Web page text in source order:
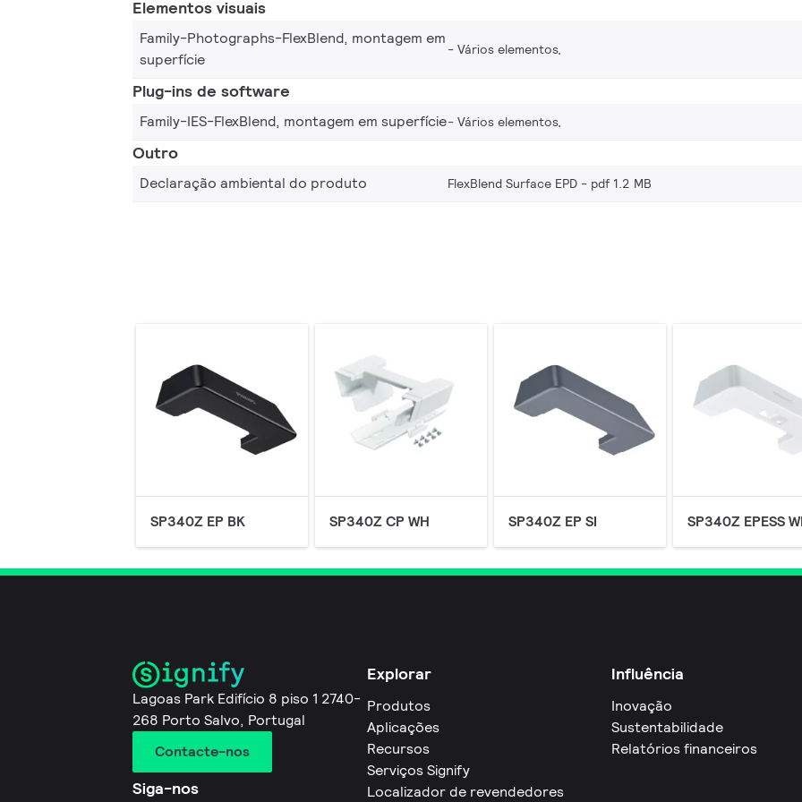
Elementos visuais
Family-Photographs-FlexBlend, montagem em
superfície
Vários elementos,
Plug-ins de software
Family-IES-FlexBlend, montagem em superfície Vários elementos,
Outro
Declaração ambiental do produto FlexBlend Surface EPD pdf 1.2 MB
SP340Z EP BK SP340Z CP WH SP340Z EP SI SP340Z EPESS
Lagoas Park Edifício 8 piso 1 2740-
268 Porto Salvo, Portugal
Contacte-nos
Siga-nos
Explorar
Produtos
Aplicações
Recursos
Serviços Signify
Localizador de revendedores
Influência
Inovação
Sustentabilidade
Relatórios financeiros